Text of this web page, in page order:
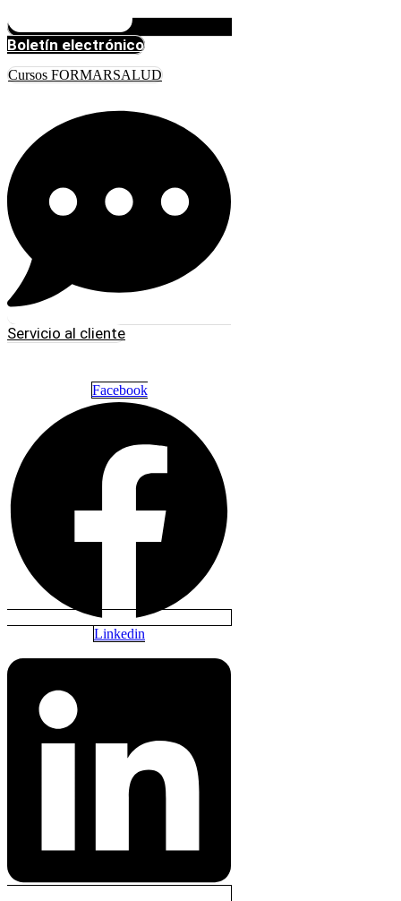
Boletín electrónico
Cursos FORMARSALUD
Servicio al cliente
Facebook
Linkedin